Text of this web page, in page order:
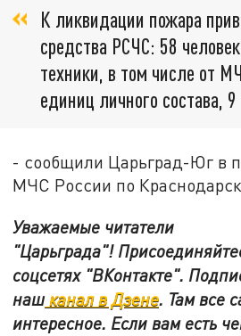
К ликвидации пожара
средства РСЧС: 58
техники, в том числе от
единиц личного состава,
- сообщили Царьград-Юг в
МЧС России по
Уважаемые читатели
"Царьграда"!
соцсетях "ВКонтакте".
нашканал в Дзене. Там все
интересное. Если вам есть